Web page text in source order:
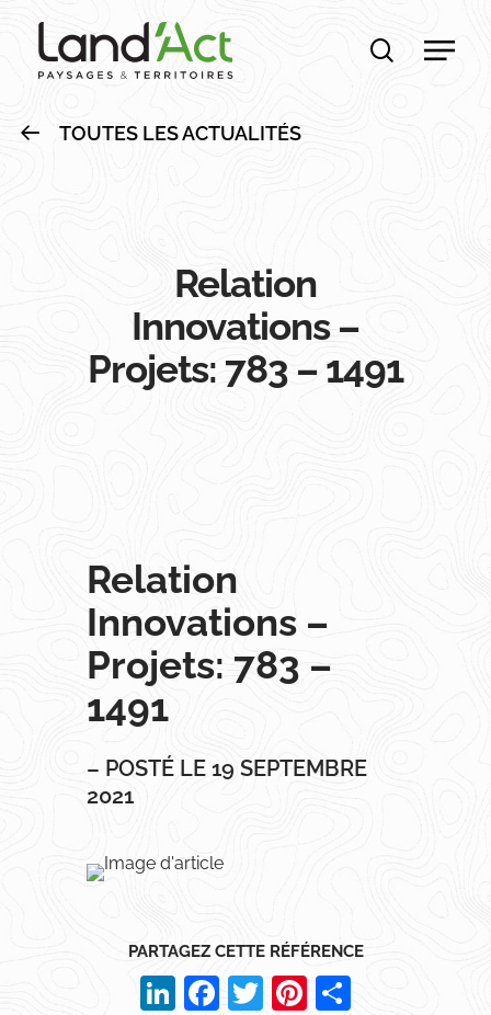
recherche
TOUTES LES ACTUALITÉS
Relation
Innovations –
Projets: 783 – 1491
Relation
Innovations –
Projets: 783 –
1491
– POSTÉ LE 19 SEPTEMBRE
2021
PARTAGEZ CETTE RÉFÉRENCE
LinkedIn
Facebook
TwitterPinterest